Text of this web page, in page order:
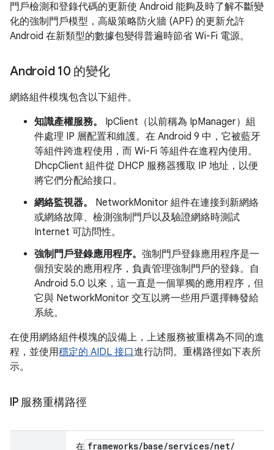
門戶檢測和登錄代碼的更新使 Android 能夠及時了解不斷變
化的強制門戶模型，高級策略防火牆 (APF) 的更新允許
Android 在新類型的數據包變得普遍時節省 Wi-Fi 電源。
Android 10 的變化
網絡組件模塊包含以下組件。
知識產權服務。
IpClient（以前稱為 IpManager）組
件處理 IP 層配置和維護。在 Android 9 中，它被藍牙
等組件跨進程使用，而 Wi-Fi 等組件在進程內使用。
DhcpClient 組件從 DHCP 服務器獲取 IP 地址，以便
將它們分配給接口。
網絡監視器。
NetworkMonitor 組件在連接到新網絡
或網絡故障、檢測強制門戶以及驗證網絡時測試
Internet 可訪問性。
強制門戶登錄應用程序。 強制門戶登錄應用程序是一
個預安裝的應用程序，負責管理強制門戶的登錄。自
Android 5.0 以來，這一直是一個單獨的應用程序，但
它與 NetworkMonitor 交互以將一些用戶選擇轉發給
系統。
在使用網絡組件模塊的設備上，上述服務被重構為不同的進
程，並使用穩定的 AIDL 接口進行訪問。重構路徑如下表所
示。
IP 服務重構路徑
在 frameworks/base/services/net/